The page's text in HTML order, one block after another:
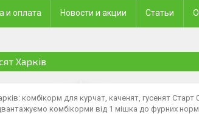
и оплата Новости и акции Статьи
Харків
комбікорм для курчат, каченят, гусенят Старт
комбікорми від 1 мішка до фурних